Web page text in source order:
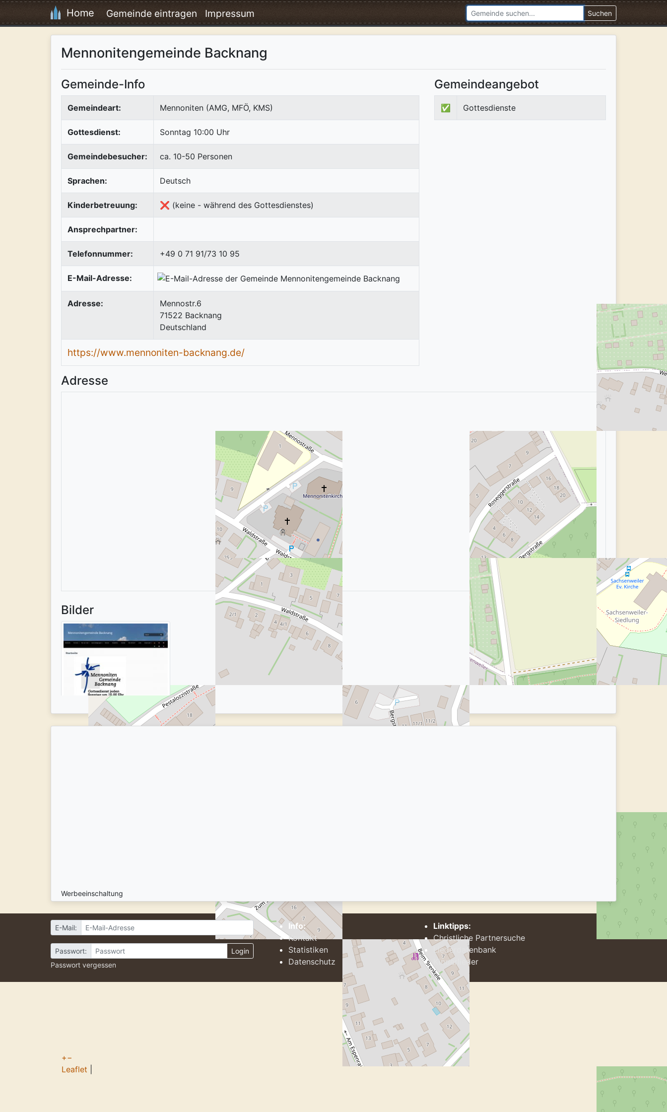
Home Gemeinde eintragen Impressum Suchen
Mennonitengemeinde Backnang
Gemeinde-Info
Gemeindeart: Mennoniten (AMG, MFÖ, KMS)
Gottesdienst: Sonntag 10:00 Uhr
Gemeindebesucher: ca. 10-50 Personen
Sprachen: Deutsch
Kinderbetreuung: ❌ (keine - während des Gottesdienstes)
Ansprechpartner:
Telefonnummer: +49 0 71 91/73 10 95
E-Mail-Adresse:
Adresse:
Mennostr.6
71522 Backnang
Deutschland
https://www.mennoniten-backnang.de/
Gemeindeangebot
✅ Gottesdienste
Adresse
+−
Leaflet
Bilder
Werbeeinschaltung
E-Mail:
Passwort:
Login
Passwort vergessen
Info:
Kontakt
Statistiken
Datenschutz
Linktipps:
Christliche Partnersuche
Liederdatenbank
Kinderlieder